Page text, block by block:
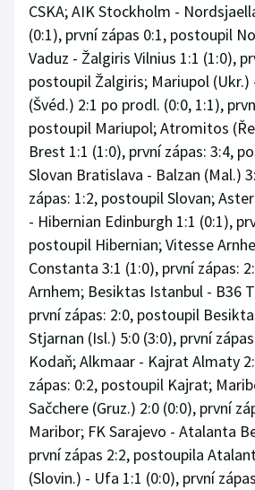
CSKA; AIK Stockholm -
(0:1), první zápas 0:1, postoupil
Vaduz - Žalgiris Vilnius 1:1 (1:0),
postoupil Žalgiris; Mariupol (Ukr.)
(Švéd.) 2:1 po prodl. (0:0, 1:1),
postoupil Mariupol; Atromitos
Brest 1:1 (1:0), první zápas: 3:4,
Slovan Bratislava - Balzan (Mal.)
zápas: 1:2, postoupil Slovan;
- Hibernian Edinburgh 1:1 (0:1),
postoupil Hibernian; Vitesse
Constanta 3:1 (1:0), první zápas:
Arnhem; Besiktas Istanbul - B36
první zápas: 2:0, postoupil
Stjarnan (Isl.) 5:0 (3:0), první
Kodaň; Alkmaar - Kajrat Almaty
zápas: 0:2, postoupil Kajrat;
Sačchere (Gruz.) 2:0 (0:0), první
Maribor; FK Sarajevo - Atalanta
první zápas 2:2, postoupila
(Slovin.) - Ufa 1:1 (0:0), první